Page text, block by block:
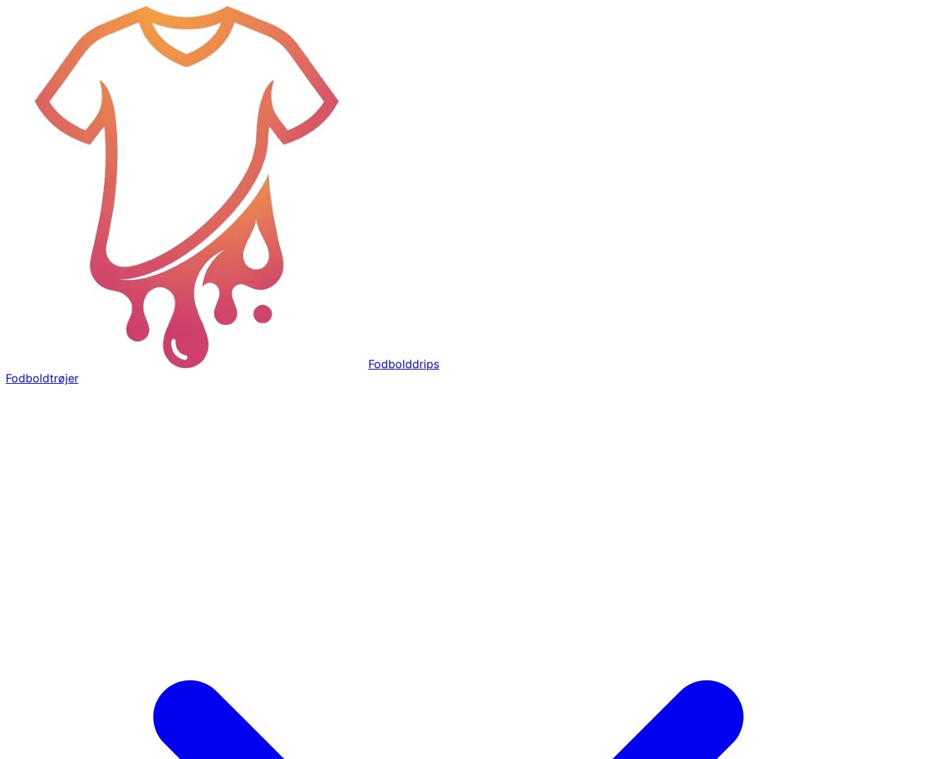
Fodbolddrips
Fodboldtrøjer